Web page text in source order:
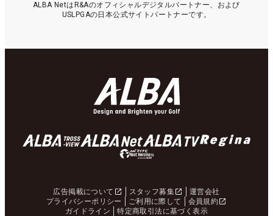
ALBA NetはR&Aのオフィシャルデジタルパートナー、および
USLPGAの日本公式サイトパートナーです。
広告掲載について スタッフ募集
運営会社
プライバシーポリシー
ご利用に際して
会員規約
ガイドライン
特定商取引法に基づく表示